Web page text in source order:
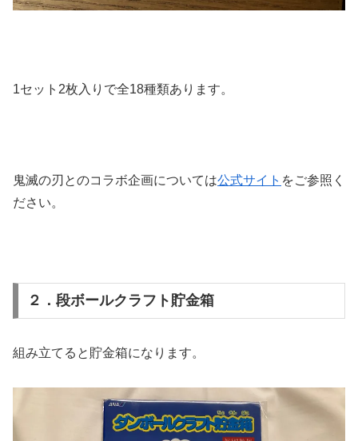
1セット2枚入りで全18種類あります。
鬼滅の刃とのコラボ企画については公式サイト をご参照く
ださい。
２．段ボールクラフト貯金箱
組み立てると貯金箱になります。